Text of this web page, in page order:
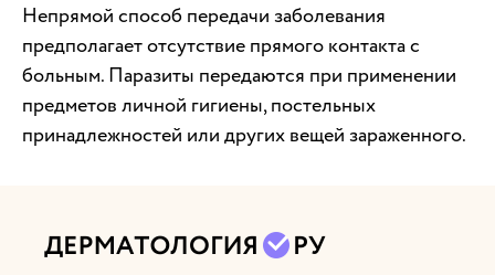
Непрямой способ передачи заболевания
предполагает отсутствие прямого контакта с
больным. Паразиты передаются при применении
предметов личной гигиены, постельных
принадлежностей или других вещей зараженного.